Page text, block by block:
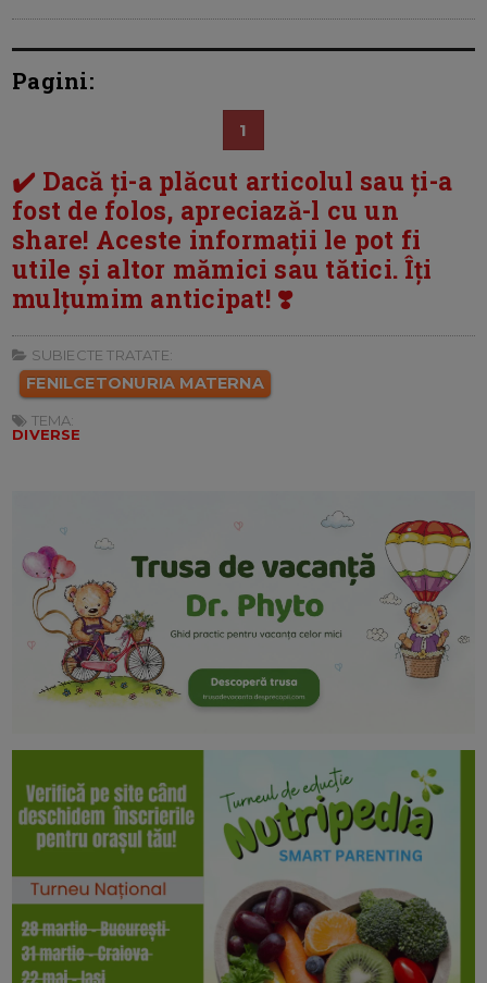
Pagini:
1
✔️ Dacă ți-a plăcut articolul sau ți-a
fost de folos, apreciază-l cu un
share! Aceste informații le pot fi
utile și altor mămici sau tătici. Îți
mulțumim anticipat! ❣️
SUBIECTE TRATATE:
FENILCETONURIA MATERNA
TEMA:
DIVERSE